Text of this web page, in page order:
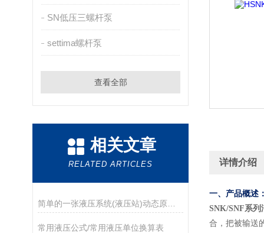
SN低压三螺杆泵
settima螺杆泵
查看全部
相关文章
RELATED ARTICLES
简单的一张液压系统(液压站)动态原理图,让你不再对液压原理一知半解
​常用液压公式/常用液压单位换算表
详情介绍
一、产品概述
SNK/SNF系列
合，把被输送